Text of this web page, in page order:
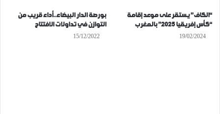
“الكاف” يستقر على موعد إقامة
“كأس إفريقيا 2025” بالمغرب
19/02/2024
بورصة الدار البيضاء..أداء قريب من
التوازن في تداولات الافتتاح
15/12/2022